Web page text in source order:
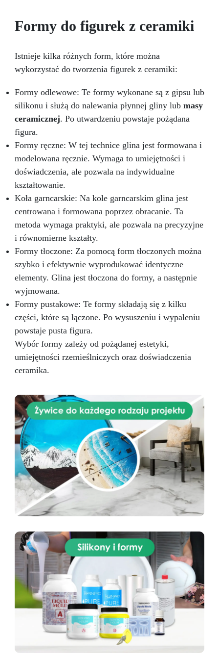
forma do mydła przekształci Twoją bazę
mydlaną w prawdziwe dzieła sztuki. Niezależnie
sprzedaż, formy do mydła ARTSOAP są dla
Ciebie!
Bezpieczeństwo: ARTSOAP to
jakości i bezpieczeństwa. Nasze formy do mydła
spełniają wszystkie europejskie standardy
bezpieczeństwa.
Trwałość: Formy silikonowe
ARTSOAP zostały zaprojektowane tak, aby
Będziesz mógł je ponownie wykorzystać bez
utraty precyzji kształtu.
Wszechstronność:
Oprócz produkcji mydła formy ARTSOAP można
wykorzystać do szeregu innych kreacji, takich
jak świece, gipsy i żywice. Możliwości są
nieskończone! Kliknij dodaj do koszyka i
zanurz się w świecie ręcznie robionego mydła.
Dodaj charakterystyczny akcent swoim
produktom kosmetycznym, używając substancji
zapachowych i barwników mydlanych. Nie
możesz się doczekać, aż zobaczysz swoje
nowe, ręcznie robione mydło DIY!
Formy do figurek z ceramiki
Istnieje kilka różnych form, które można
wykorzystać do tworzenia figurek z ceramiki:
Formy odlewowe: Te formy wykonane są z gipsu lub
silikonu i służą do nalewania płynnej gliny lub masy
ceramicznej. Po utwardzeniu powstaje pożądana
figura.
Formy ręczne: W tej technice glina jest formowana i
modelowana ręcznie. Wymaga to umiejętności i
doświadczenia, ale pozwala na indywidualne
kształtowanie.
Koła garncarskie: Na kole garncarskim glina jest
centrowana i formowana poprzez obracanie. Ta
metoda wymaga praktyki, ale pozwala na precyzyjne
i równomierne kształty.
Formy tłoczone: Za pomocą form tłoczonych można
szybko i efektywnie wyprodukować identyczne
elementy. Glina jest tłoczona do formy, a następnie
wyjmowana.
Formy pustakowe: Te formy składają się z kilku
części, które są łączone. Po wysuszeniu i wypaleniu
powstaje pusta figura.
Wybór formy zależy od pożądanej estetyki,
umiejętności rzemieślniczych oraz doświadczenia
ceramika.